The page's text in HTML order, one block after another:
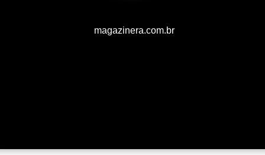
magazinera.com.br